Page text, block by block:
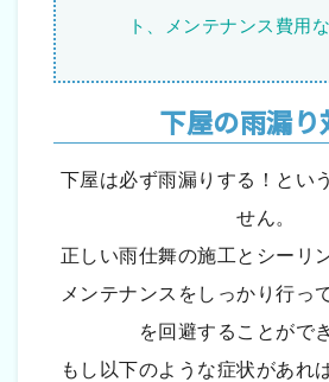
ト、メンテナンス費用
下屋の雨漏り
下屋は必ず雨漏りする！とい
せん。
正しい雨仕舞の施工とシーリ
メンテナンスをしっかり行っ
を回避することがで
もし以下のような症状があれ